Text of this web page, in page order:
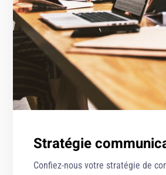
Stratégie
Confiez-nous votre stratégie de